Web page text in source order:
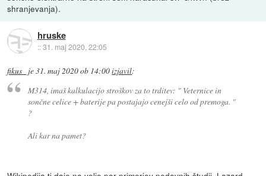
shranjevanja).
hruske
::31. maj 2020, 22:05
fikus_ je31. maj 2020 ob 14:00izjavil:
M314, imaš kalkulacijo stroškov za to trditev: " Veternice in
sončne celice + baterije pa postajajo cenejši celo od premoga. "
?
Ali kar na pamet?